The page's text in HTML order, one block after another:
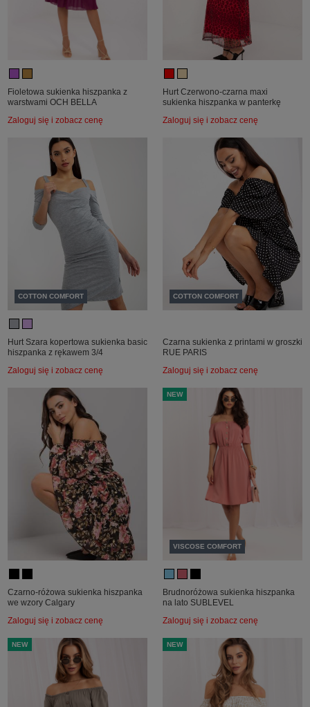
Fioletowa sukienka hiszpanka z
warstwami OCH BELLA
Zaloguj się i zobacz cenę
Hurt Czerwono-czarna maxi
sukienka hiszpanka w panterkę
Zaloguj się i zobacz cenę
COTTON COMFORT
Hurt Szara kopertowa sukienka basic
hiszpanka z rękawem 3/4
Zaloguj się i zobacz cenę
COTTON COMFORT
Czarna sukienka z printami w groszki
RUE PARIS
Zaloguj się i zobacz cenę
Czarno-różowa sukienka hiszpanka
we wzory Calgary
Zaloguj się i zobacz cenę
NEW
VISCOSE COMFORT
Brudnoróżowa sukienka hiszpanka
na lato SUBLEVEL
Zaloguj się i zobacz cenę
NEW NEW